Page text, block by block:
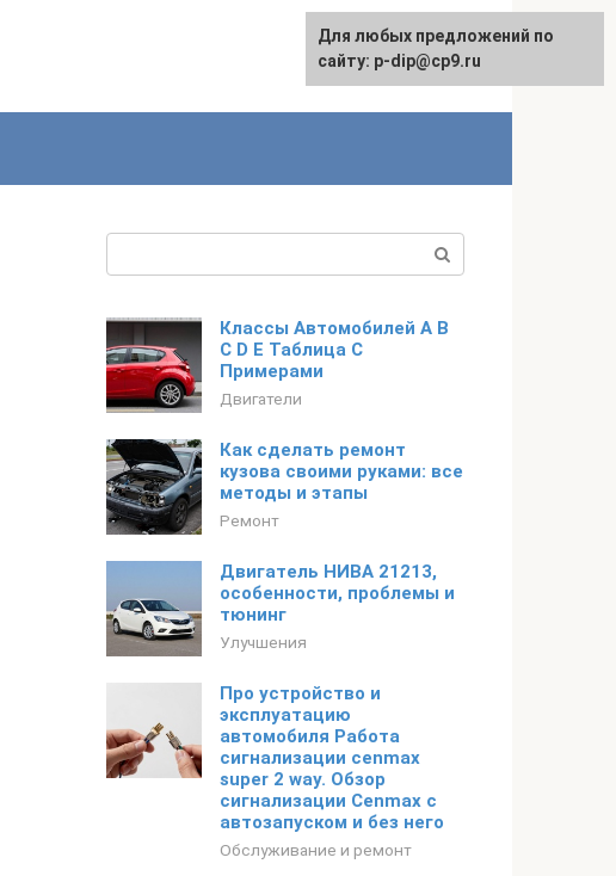
Классы Автомобилей A B
C D E Таблица С
Примерами
Двигатели
Как сделать ремонт
кузова своими руками: все
методы и этапы
Ремонт
Двигатель НИВА 21213,
особенности, проблемы и
тюнинг
Улучшения
Про устройство и
эксплуатацию
автомобиля Работа
сигнализации cenmax
super 2 way. Обзор
сигнализации Cenmax с
автозапуском и без него
Обслуживание и ремонт
Для любых предложений по
сайту: p-dip@cp9.ru